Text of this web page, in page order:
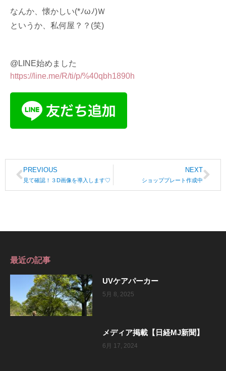
なんか、懐かしい(*ﾉωﾉ)Ｗ
というか、私何屋？？(笑)
@LINE始めました
https://line.me/R/ti/p/%40qbh1890h
PREVIOUS
見て確認！３D画像を導入します♡
NEXT
ショッププレート作成中
最近の記事
UVケアパーカー
5月 8, 2025
メディア掲載【日経MJ新聞】
6月 17, 2024